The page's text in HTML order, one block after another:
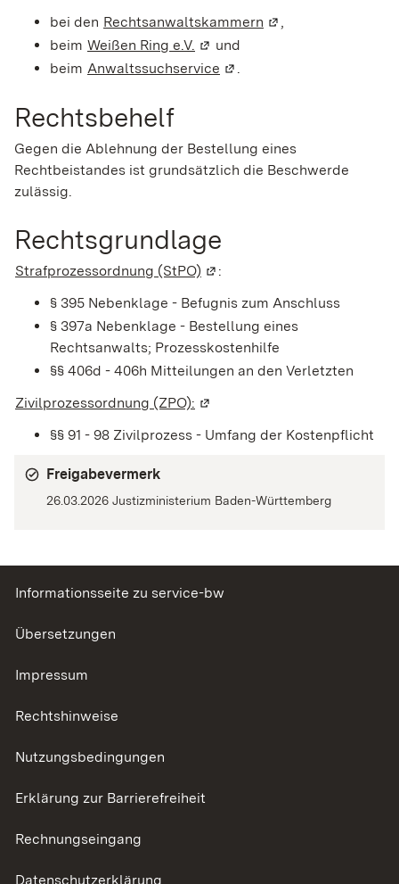
bei den Rechtsanwaltskammern (Wird in einem
,
beim Weißen Ring e.V. (Wird in einem neuen Fenster
und
beim Anwaltssuchservice (Wird in einem neuen
.
Rechtsbehelf
Gegen die Ablehnung der Bestellung eines
Rechtbeistandes ist grundsätzlich die Beschwerde
zulässig.
Rechtsgrundlage
Strafprozessordnung (StPO) (Wird in einem neuen
:
§ 395 Nebenklage - Befugnis zum Anschluss
§ 397a Nebenklage - Bestellung eines
Rechtsanwalts; Prozesskostenhilfe
§§ 406d - 406h Mitteilungen an den Verletzten
Zivilprozessordnung (ZPO): (Wird in einem neuen Fenster
§§ 91 - 98 Zivilprozess - Umfang der Kostenpflicht
Freigabevermerk
26.03.2026 Justizministerium Baden-Württemberg
Informationsseite zu service-bw
Übersetzungen
Impressum
Rechtshinweise
Nutzungsbedingungen
Erklärung zur Barrierefreiheit
Rechnungseingang
Datenschutzerklärung